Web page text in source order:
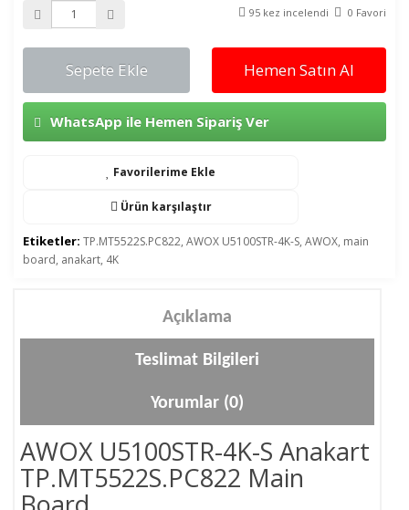
95 kez incelendi 0 Favori
Sepete Ekle Hemen Satın Al
WhatsApp ile Hemen Sipariş Ver
Favorilerime Ekle
Ürün karşılaştır
Etiketler: TP.MT5522S.PC822, AWOX U5100STR-4K-S, AWOX, main
board, anakart, 4K
Açıklama
Teslimat Bilgileri
Yorumlar (0)
AWOX U5100STR-4K-S Anakart
TP.MT5522S.PC822 Main